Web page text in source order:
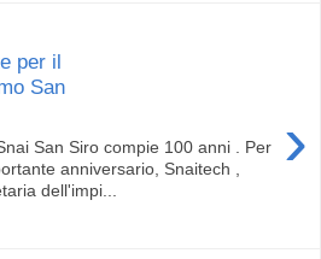
per il
San
›
San Siro compie 100 anni . Per
anniversario, Snaitech ,
dell'impi...